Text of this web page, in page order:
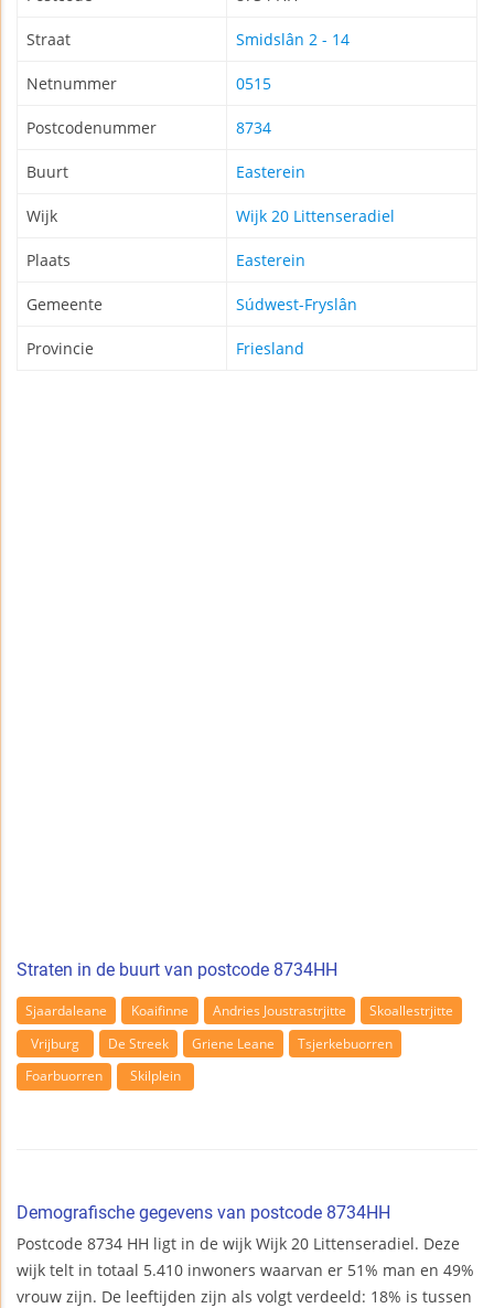
Straat Smidslân 2 - 14
Netnummer 0515
Postcodenummer 8734
Buurt Easterein
Wijk Wijk 20 Littenseradiel
Plaats Easterein
Gemeente Súdwest-Fryslân
Provincie Friesland
Straten in de buurt van postcode 8734HH
Sjaardaleane Koaifinne Andries Joustrastrjitte
Skoallestrjitte
Vrijburg
De Streek Griene Leane
Tsjerkebuorren
Foarbuorren
Skilplein
Demografische gegevens van postcode 8734HH
Postcode 8734 HH ligt in de wijk Wijk 20 Littenseradiel. Deze
wijk telt in totaal 5.410 inwoners waarvan er 51% man en 49%
vrouw zijn. De leeftijden zijn als volgt verdeeld: 18% is tussen